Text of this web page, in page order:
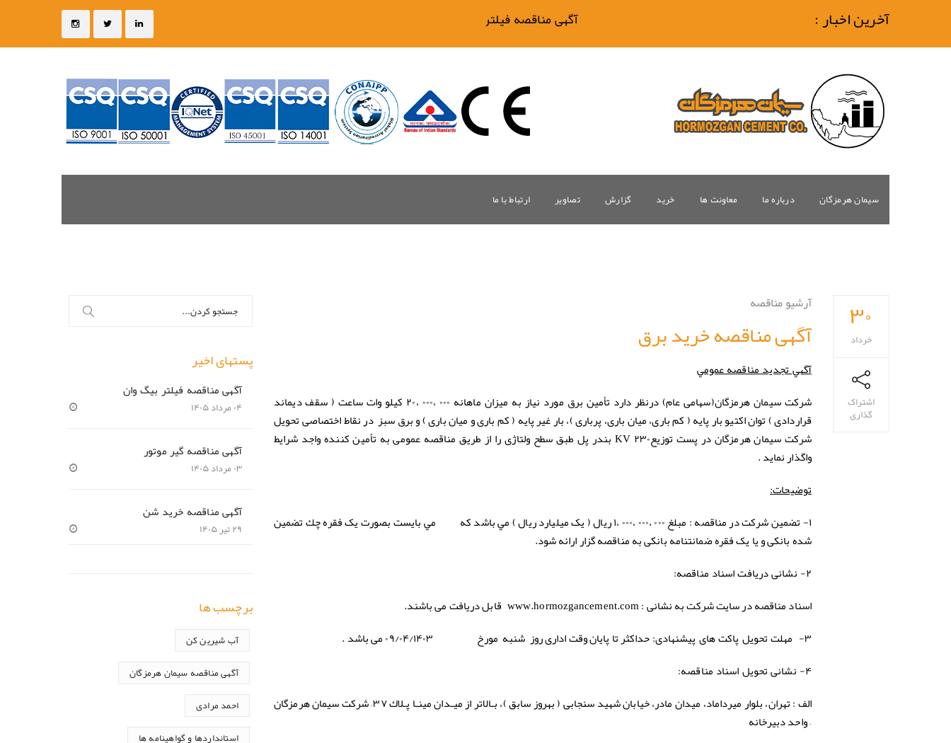
آخرین اخبار : آگهی مناقصه فیلتر بیگ وان
ارتباط با ما تصاویر گزارش خرید معاونت ها درباره ما سیمان هرمزگان
۳۰
خرداد
اشتراک
گذاری
آرشیو مناقصه
آگهی مناقصه خرید برق
آگهي تجدید مناقصه عمومي
شرکت سیمان هرمزگان(سهامی عام) درنظر دارد تأمین برق مورد نیاز به میزان ماهانه ۰۰۰ ،۰۰۰ ،۲۰ کیلو وات ساعت ( سقف دیماند
قراردادی ) توان اکتیو بار پایه ( کم باری، میان باری، پرباری )، بار غیر پایه ( کم باری و میان باری ) و برق سبز در نقاط اختصاصی تحویل
شرکت سیمان هرمزگان در پست توزیعKV ۲۳۰ بندر پل طبق سطح ولتاژی را از طریق مناقصه عمومی به تأمین کننده واجد شرایط
واگذار نماید .
توضیحات:
۱- تضمین شركت در مناقصه
: مبلغ ۰۰۰ ،۰۰۰ ،۰۰۰ ،۱ ريال ( یک میلیارد ریال ) مي باشد كه مي بايست بصورت یک فقره چك تضمین
شده بانکی و یا یک فقره ضمانتنامه بانکی به مناقصه گزار ارائه شود.
۲- نشانی دریافت اسناد مناقصه:
اسناد مناقصه در سایت شرکت به نشانی : www.hormozgancement.com قابل دریافت می باشند.
۳- مهلت تحویل پاکت های پیشنهادی: حداکثر تا پایان وقت اداری روز شنبه مورخ ۰۹/۰۴/۱۴۰۳ می باشد .
۴- نشانی تحویل اسناد مناقصه:
الف : تهران، بلوار میرداماد، میدان مادر، خیابان شهید سنجابی ( بهروز سابق )، بـالاتر از میـدان مینـا پـلاك ۳۷– شرکت سیمان هرمزگان
– واحد دبیرخانه
برای:
پستهای اخیر
آگهی مناقصه فیلتر بیگ وان
۰۴ مرداد ۱۴۰۵
آگهی مناقصه گیر موتور
۰۳ مرداد ۱۴۰۵
آگهی مناقصه خرید شن
۲۹ تیر ۱۴۰۵
برچسب ها
آب شیرین کن
آگهی مناقصه سیمان هرمزگان
احمد مرادی
استانداردها و گواهینامه ها